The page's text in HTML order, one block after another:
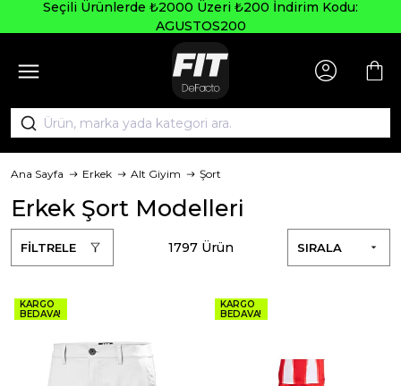
Seçili Ürünlerde ₺2000 Üzeri ₺200 İndirim Kodu:
AGUSTOS200
Ana Sayfa Erkek Alt Giyim Şort
Erkek Şort Modelleri
FİLTRELE SIRALA
1797 Ürün
KARGO
BEDAVA!
KARGO
BEDAVA!